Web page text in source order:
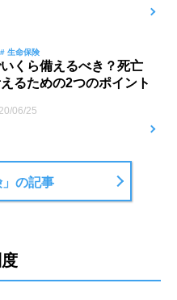
# 生命保険
くら備えるべき？死亡
るための2つのポイント
06/25
」の記事